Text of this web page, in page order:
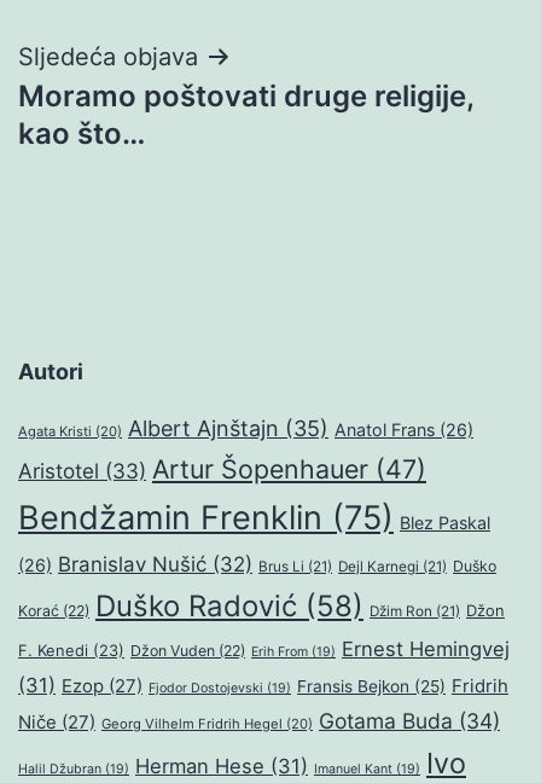
Sljedeća objava
Moramo poštovati druge religije,
kao što…
Autori
Agata Kristi (20) Albert Ajnštajn (35) Anatol Frans (26)
Aristotel (33) Artur Šopenhauer (47)
Bendžamin Frenklin (75) Blez Paskal
(26) Branislav Nušić (32) Brus Li (21) Dejl Karnegi (21) Duško
Korać (22) Duško Radović (58) Džim Ron (21) Džon
F. Kenedi (23) Džon Vuden (22) Erih From (19) Ernest Hemingvej
(31) Ezop (27) Fjodor Dostojevski (19) Fransis Bejkon (25) Fridrih
Niče (27) Georg Vilhelm Fridrih Hegel (20) Gotama Buda (34)
Halil Džubran (19) Herman Hese (31) Imanuel Kant (19)
Ivo